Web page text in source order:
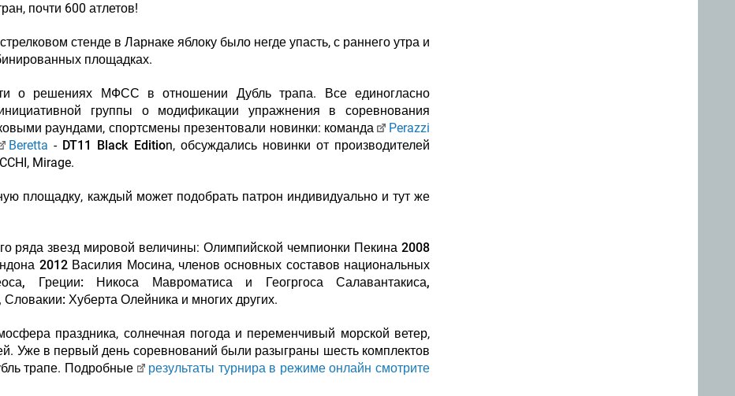
почти 600 атлетов!
стенде в Ларнаке яблоку было негде упасть, с раннего утра и
площадках.
о решениях МФСС в отношении Дубль трапа. Все единогласно
группы о модификации упражнения в соревнования
раундами, спортсмены презентовали новинки: команда
Perazzi
Beretta -DT11 Black Edition, обсуждались новинки от производителей
Mirage.
площадку, каждый может подобрать патрон индивидуально и тут же
ряда звезд мировой величины:Олимпийской чемпионки Пекина 2008
2012 Василия Мосина, членов основных составов национальных
Греции: Никоса Мавроматиса и Геогргоса Салавантакиса,
Хуберта Олейника и многих других.
праздника, солнечная погода и переменчивый морской ветер,
Уже в первый день соревнований были разыграны шесть комплектов
трапе. Подробные
результаты турнира в режиме онлайн смотрите